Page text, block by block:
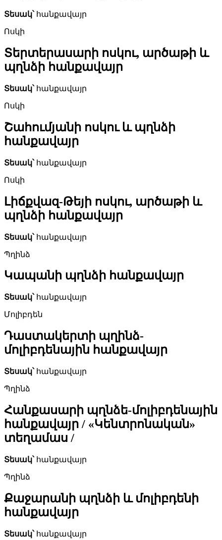
Տեսակ՝հանքավայր
Ոսկի
Տերտերասարի ոսկու, արծաթի և
պղնձի հանքավայր
Տեսակ՝հանքավայր
Ոսկի
Շահումյանի ոսկու և պղնձի
հանքավայր
Տեսակ՝հանքավայր
Ոսկի
Լիճքվազ-Թեյի ոսկու, արծաթի և
պղնձի հանքավայր
Տեսակ՝հանքավայր
Պղինձ
Կապանի պղնձի հանքավայր
Տեսակ՝հանքավայր
Մոլիբդեն
Դաստակերտի պղինձ-
մոլիբդենային հանքավայր
Տեսակ՝հանքավայր
Պղինձ
Հանքասարի պղնձե-մոլիբդենային
հանքավայր / «Կենտրոնական»
տեղամաս /
Տեսակ՝հանքավայր
Պղինձ
Քաջարանի պղնձի և մոլիբդենի
հանքավայր
Տեսակ՝հանքավայր